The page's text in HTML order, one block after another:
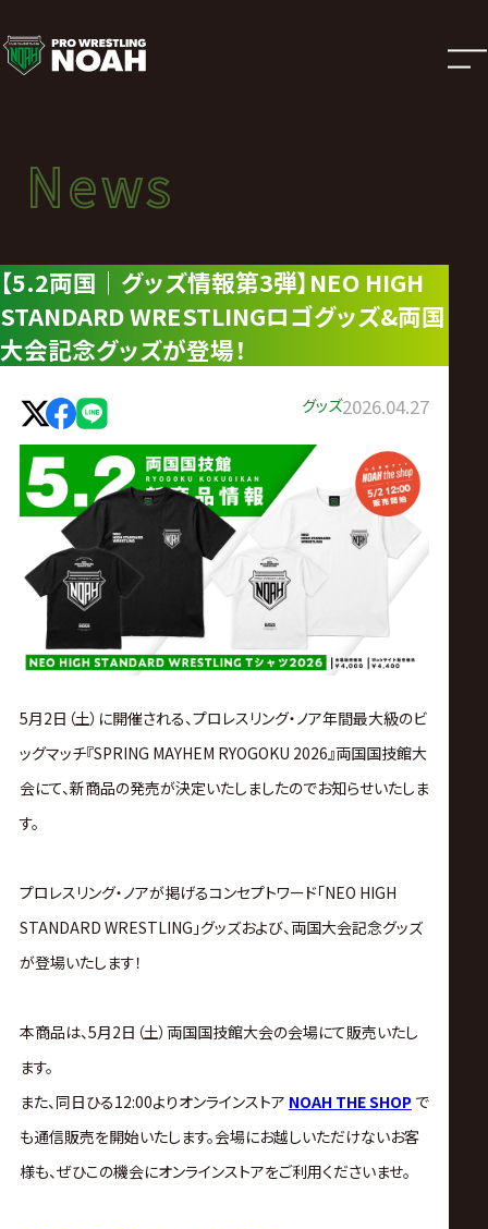
ニ
ュ
ー
ス
|
プ
ロ
レ
ス
リ
グ・
ノ
ア
公
式
サ
イ
ト
News
ニュース
News
【5.2両国｜グッズ情報第3弾】NEO HIGH
STANDARD WRESTLINGロゴグッズ&両国
大会記念グッズが登場！
グッズ2026.04.27
5月2日（土）に開催される、プロレスリング・ノア年間最大級のビ
ッグマッチ『SPRING MAYHEM RYOGOKU 2026』両国国技館大
会にて、新商品の発売が決定いたしましたのでお知らせいたしま
す。
プロレスリング・ノアが掲げるコンセプトワード「NEO HIGH
STANDARD WRESTLING」グッズおよび、両国大会記念グッズ
が登場いたします！
本商品は、5月2日（土）両国国技館大会の会場にて販売いたし
ます。
また、同日ひる12:00よりオンラインストア NOAH THE SHOP で
も通信販売を開始いたします。会場にお越しいただけないお客
様も、ぜひこの機会にオンラインストアをご利用くださいませ。